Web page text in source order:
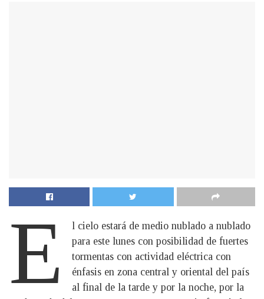
E
l cielo estará de medio nublado a nublado
para este lunes con posibilidad de fuertes
tormentas con actividad eléctrica con
énfasis en zona central y oriental del país
al final de la tarde y por la noche, por la